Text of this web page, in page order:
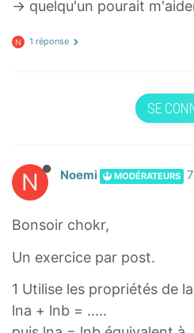
→ quelqu'un pourait
N 1 réponse
SE
N Noemi MODÉRATEURS
Bonsoir chokr,
Un exercice par post.
1 Utilise les propriétés de
lna + lnb = .....